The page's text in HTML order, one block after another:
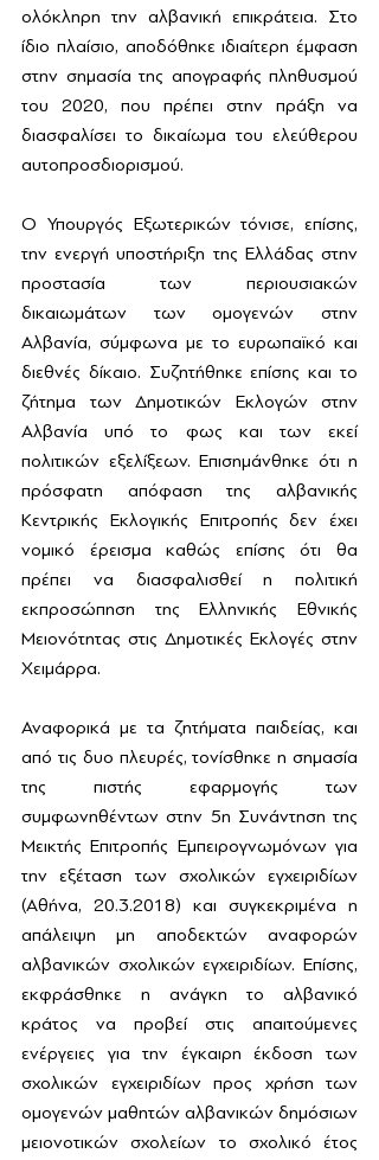
ολόκληρη την αλβανική επικράτεια. Στο
ίδιο πλαίσιο, αποδόθηκε ιδιαίτερη έμφαση
στην σημασία της απογραφής πληθυσμού
του 2020, που πρέπει στην πράξη να
διασφαλίσει το δικαίωμα του ελεύθερου
αυτοπροσδιορισμού.
Ο Υπουργός Εξωτερικών τόνισε, επίσης,
την ενεργή υποστήριξη της Ελλάδας στην
προστασία των περιουσιακών
δικαιωμάτων των ομογενών στην
Αλβανία, σύμφωνα με το ευρωπαϊκό και
διεθνές δίκαιο. Συζητήθηκε επίσης και το
ζήτημα των Δημοτικών Εκλογών στην
Αλβανία υπό το φως και των εκεί
πολιτικών εξελίξεων. Επισημάνθηκε ότι η
πρόσφατη απόφαση της αλβανικής
Κεντρικής Εκλογικής Επιτροπής δεν έχει
νομικό έρεισμα καθώς επίσης ότι θα
πρέπει να διασφαλισθεί η πολιτική
εκπροσώπηση της Ελληνικής Εθνικής
Μειονότητας στις Δημοτικές Εκλογές στην
Χειμάρρα.
Αναφορικά με τα ζητήματα παιδείας, και
από τις δυο πλευρές, τονίσθηκε η σημασία
της πιστής εφαρμογής των
συμφωνηθέντων στην 5η Συνάντηση της
Μεικτής Επιτροπής Εμπειρογνωμόνων για
την εξέταση των σχολικών εγχειριδίων
(Αθήνα, 20.3.2018) και συγκεκριμένα η
απάλειψη μη αποδεκτών αναφορών
αλβανικών σχολικών εγχειριδίων. Επίσης,
εκφράσθηκε η ανάγκη το αλβανικό
κράτος να προβεί στις απαιτούμενες
ενέργειες για την έγκαιρη έκδοση των
σχολικών εγχειριδίων προς χρήση των
ομογενών μαθητών αλβανικών δημόσιων
μειονοτικών σχολείων το σχολικό έτος